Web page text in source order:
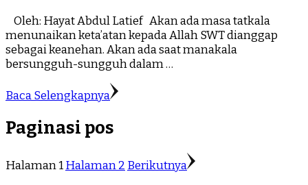
Oleh: Hayat Abdul Latief Akan ada masa tatkala
menunaikan keta’atan kepada Allah SWT dianggap
sebagai keanehan. Akan ada saat manakala
bersungguh-sungguh dalam …
Baca Selengkapnya
Paginasi pos
Halaman1Halaman2 Berikutnya